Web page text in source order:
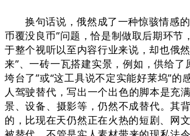
换句话说，俄然成了一种惊骇情感的
币覆没良币”问题，恰是制做取后期环
于整个视听以至内容行业来说，却也俄
来”、一砖一瓦搭建实景，例如，供给
垮台了”或“这工具说不定实能好莱坞”
人驾驶替代，写出一个出色的脚本是充
景、设备、摄影等，仍然不成替代。其
的，比现在天仍然正在火热的短剧、网